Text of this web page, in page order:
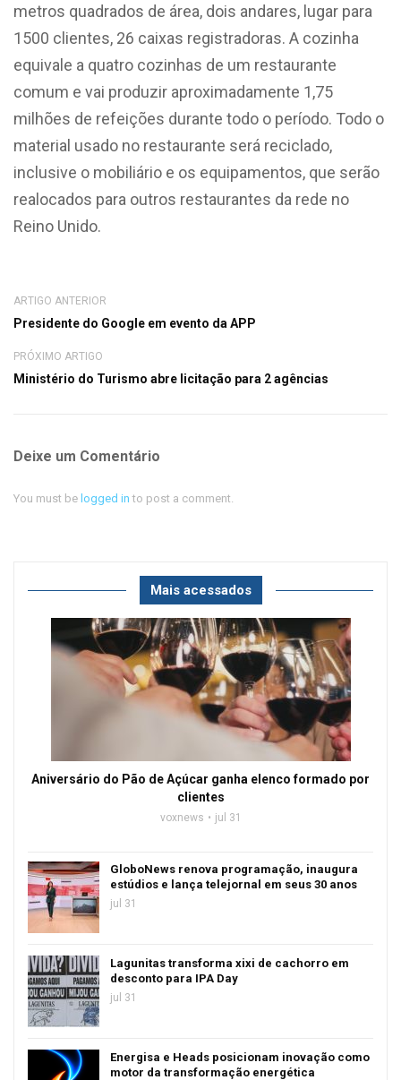
metros quadrados de área, dois andares, lugar para
1500 clientes, 26 caixas registradoras. A cozinha
equivale a quatro cozinhas de um restaurante
comum e vai produzir aproximadamente 1,75
milhões de refeições durante todo o período. Todo o
material usado no restaurante será reciclado,
inclusive o mobiliário e os equipamentos, que serão
realocados para outros restaurantes da rede no
Reino Unido.
ARTIGO ANTERIOR
Presidente do Google em evento da APP
PRÓXIMO ARTIGO
Ministério do Turismo abre licitação para 2 agências
Deixe um Comentário
You must be logged in to post a comment.
Mais acessados
Aniversário do Pão de Açúcar ganha elenco formado por
clientes
voxnews jul 31
GloboNews renova programação, inaugura
estúdios e lança telejornal em seus 30 anos
jul 31
Lagunitas transforma xixi de cachorro em
desconto para IPA Day
jul 31
Energisa e Heads posicionam inovação como
motor da transformação energética